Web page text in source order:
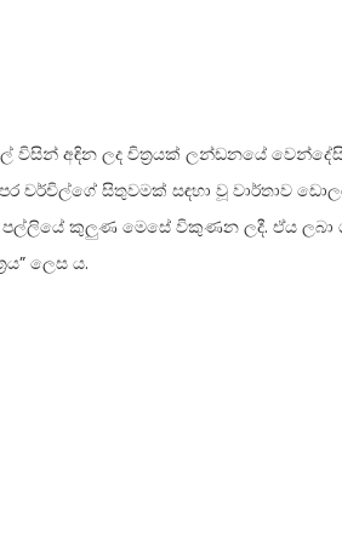
විසින් අඳින ලද චිත්‍රයක් ලන්ඩනයේ
සිතුවමක් සඳහා වූ වාර්තාව
කුලුණ මෙසේ විකුණන ලදී. ඒය ලබා
ලෙස ය.